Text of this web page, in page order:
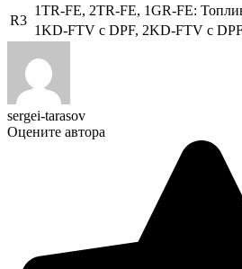
R3
1TR-FE, 2TR-FE, 1GR-FE:
1KD-FTV с DPF, 2KD-FTV с
sergei-tarasov
Оцените автора